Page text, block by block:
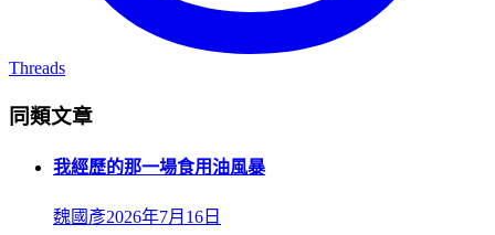
Threads
同類文章
我經歷的那一場食用油風暴
魏國彥2026年7月16日